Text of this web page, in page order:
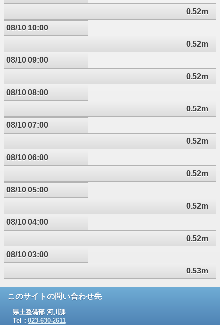
0.52m
08/10 10:00
0.52m
08/10 09:00
0.52m
08/10 08:00
0.52m
08/10 07:00
0.52m
08/10 06:00
0.52m
08/10 05:00
0.52m
08/10 04:00
0.52m
08/10 03:00
0.53m
このサイトの問い合わせ先
県土整備部 河川課
Tel： 023-630-2611